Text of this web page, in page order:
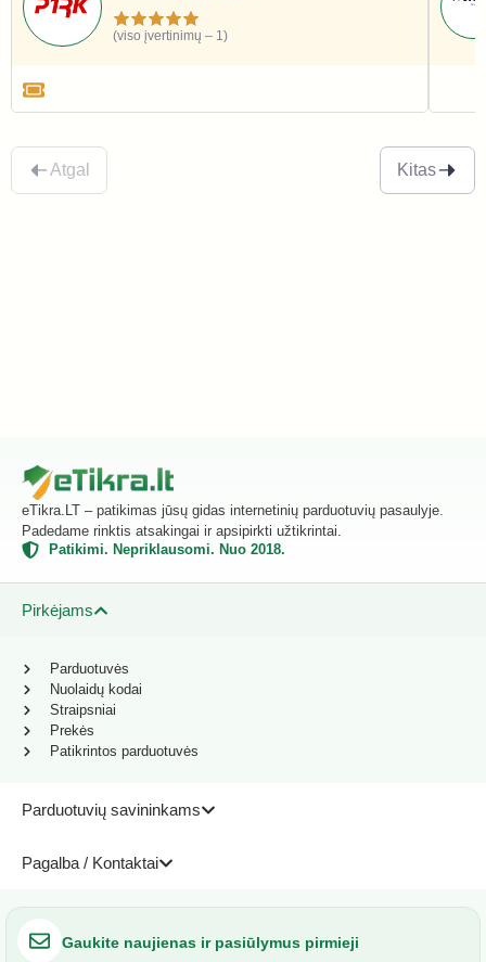
(viso įvertinimų – 1)
Atgal Kitas
eTikra.LT – patikimas jūsų gidas internetinių parduotuvių pasaulyje.
Padedame rinktis atsakingai ir apsipirkti užtikrintai.
Patikimi. Nepriklausomi. Nuo 2018.
Pirkėjams
Parduotuvių savininkams
Pagalba / Kontaktai
Parduotuvės
Nuolaidų kodai
Straipsniai
Prekės
Patikrintos parduotuvės
Gaukite naujienas ir pasiūlymus pirmieji